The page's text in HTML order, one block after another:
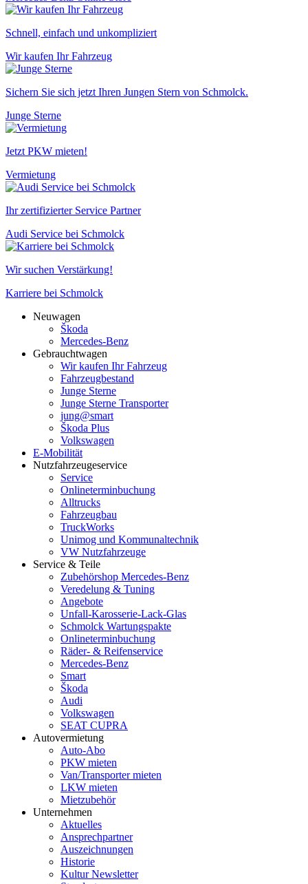
Schnell, einfach und unkompliziert
Wir kaufen Ihr Fahrzeug
Sichern Sie sich jetzt Ihren Jungen Stern von Schmolck.
Junge Sterne
Jetzt PKW mieten!
Vermietung
Ihr zertifizierter Service Partner
Audi Service bei Schmolck
Wir suchen Verstärkung!
Karriere bei Schmolck
Neuwagen
Škoda
Mercedes-Benz
Gebrauchtwagen
Wir kaufen Ihr Fahrzeug
Fahrzeugbestand
Junge Sterne
Junge Sterne Transporter
jung@smart
Škoda Plus
Volkswagen
E-Mobilität
Nutzfahrzeugeservice
Service
Onlineterminbuchung
Alltrucks
Fahrzeugbau
TruckWorks
Unimog und Kommunaltechnik
VW Nutzfahrzeuge
Service & Teile
Zubehörshop Mercedes-Benz
Veredelung & Tuning
Angebote
Unfall-Karosserie-Lack-Glas
Schmolck Wartungspakte
Onlineterminbuchung
Räder- & Reifenservice
Mercedes-Benz
Smart
Škoda
Audi
Volkswagen
SEAT CUPRA
Autovermietung
Auto-Abo
PKW mieten
Van/Transporter mieten
LKW mieten
Mietzubehör
Unternehmen
Aktuelles
Ansprechpartner
Auszeichnungen
Historie
Kultur Newsletter